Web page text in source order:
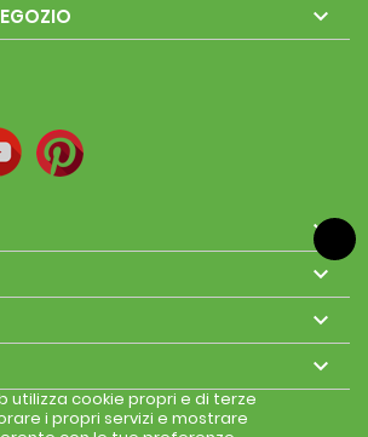





utilizza cookie propri e di terze
i propri servizi e mostrare